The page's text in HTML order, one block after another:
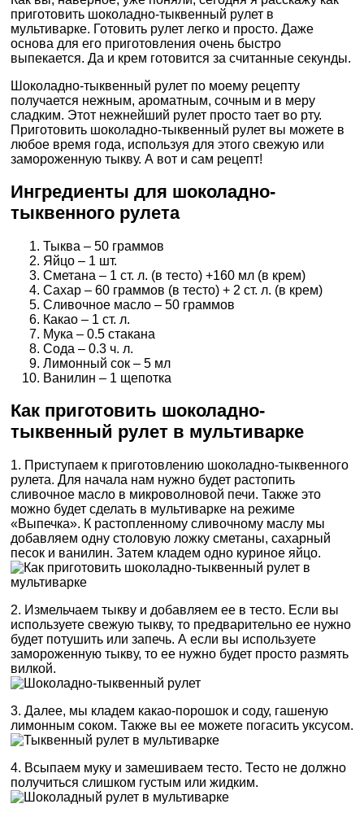
приготовить шоколадно-тыквенный рулет в
мультиварке. Готовить рулет легко и просто. Даже
основа для его приготовления очень быстро
выпекается. Да и крем готовится за считанные секунды.
Шоколадно-тыквенный рулет по моему рецепту
получается нежным, ароматным, сочным и в меру
сладким. Этот нежнейший рулет просто тает во рту.
Приготовить шоколадно-тыквенный рулет вы можете в
любое время года, используя для этого свежую или
замороженную тыкву. А вот и сам рецепт!
Ингредиенты для шоколадно-
тыквенного рулета
Тыква – 50 граммов
Яйцо – 1 шт.
Сметана – 1 ст. л. (в тесто) +160 мл (в крем)
Сахар – 60 граммов (в тесто) + 2 ст. л. (в крем)
Сливочное масло – 50 граммов
Какао – 1 ст. л.
Мука – 0.5 стакана
Сода – 0.3 ч. л.
Лимонный сок – 5 мл
Ванилин – 1 щепотка
Как приготовить шоколадно-
тыквенный рулет в мультиварке
1. Приступаем к приготовлению шоколадно-тыквенного
рулета. Для начала нам нужно будет растопить
сливочное масло в микроволновой печи. Также это
можно будет сделать в мультиварке на режиме
«Выпечка». К растопленному сливочному маслу мы
добавляем одну столовую ложку сметаны, сахарный
песок и ванилин. Затем кладем одно куриное яйцо.
2. Измельчаем тыкву и добавляем ее в тесто. Если вы
используете свежую тыкву, то предварительно ее нужно
будет потушить или запечь. А если вы используете
замороженную тыкву, то ее нужно будет просто размять
вилкой.
3. Далее, мы кладем какао-порошок и соду, гашеную
лимонным соком. Также вы ее можете погасить уксусом.
4. Всыпаем муку и замешиваем тесто. Тесто не должно
получиться слишком густым или жидким.